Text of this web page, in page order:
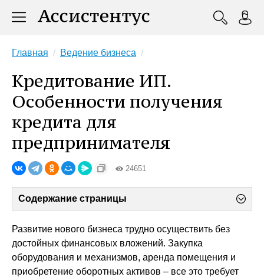
Главная Ведение бизнеса
Кредитование ИП.
Особенности получения
кредита для
предпринимателя
24651
Содержание страницы
Развитие нового бизнеса трудно осуществить без
достойных финансовых вложений. Закупка
оборудования и механизмов, аренда помещения и
приобретение оборотных активов – все это требует